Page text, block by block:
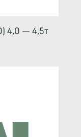
4,0 — 4,5т